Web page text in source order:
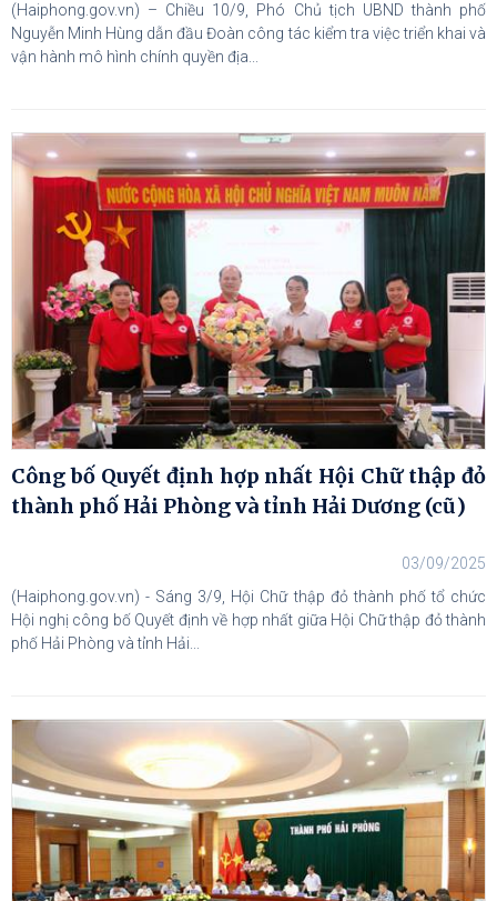
(Haiphong.gov.vn) – Chiều 10/9, Phó Chủ tịch UBND thành phố
Nguyễn Minh Hùng dẫn đầu Đoàn công tác kiểm tra việc triển khai và
vận hành mô hình chính quyền địa...
Công bố Quyết định hợp nhất Hội Chữ thập đỏ
thành phố Hải Phòng và tỉnh Hải Dương (cũ)
03/09/2025
(Haiphong.gov.vn) - Sáng 3/9, Hội Chữ thập đỏ thành phố tổ chức
Hội nghị công bố Quyết định về hợp nhất giữa Hội Chữ thập đỏ thành
phố Hải Phòng và tỉnh Hải...